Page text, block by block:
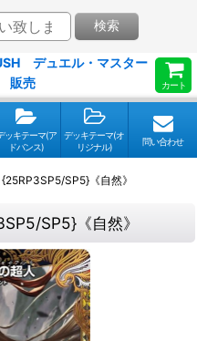
カート
検索
ッキテーマ(ア
ドバンス)
デッキテーマ(オ
リジナル)
問い合わせ
SP5}《自然》
SP5}《自然》